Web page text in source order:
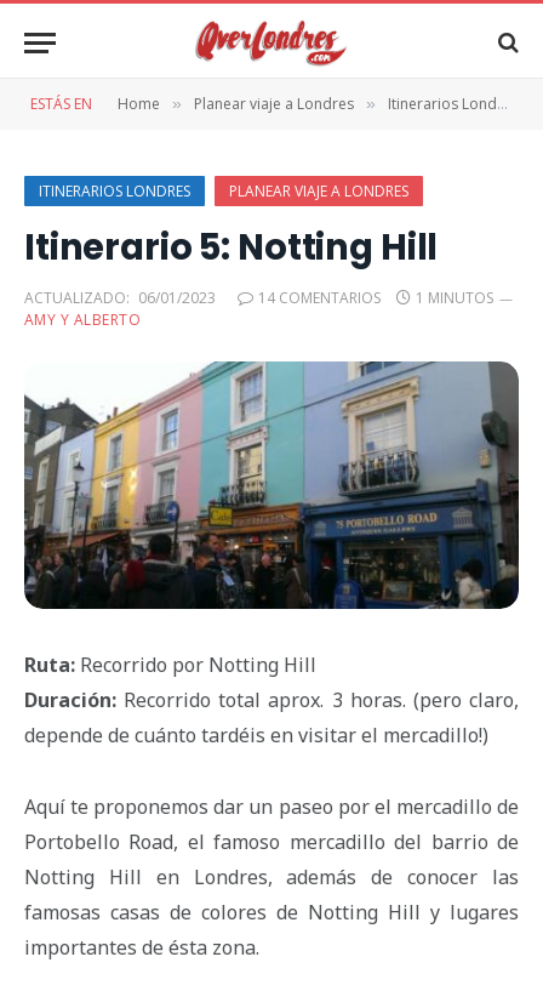
ESTÁS EN Home » Planear viaje a Londres » Itinerarios Londres
ITINERARIOS LONDRES PLANEAR VIAJE A LONDRES
Itinerario 5: Notting Hill
ACTUALIZADO: 06/01/2023 14 COMENTARIOS
1 MINUTOS
AMY Y ALBERTO
Ruta: Recorrido por Notting Hill
Duración: Recorrido total aprox. 3 horas. (pero claro,
depende de cuánto tardéis en visitar el mercadillo!)
Aquí te proponemos dar un paseo por el mercadillo de
Portobello Road, el famoso mercadillo del barrio de
Notting Hill en Londres, además de conocer las
famosas casas de colores de Notting Hill y lugares
importantes de ésta zona.